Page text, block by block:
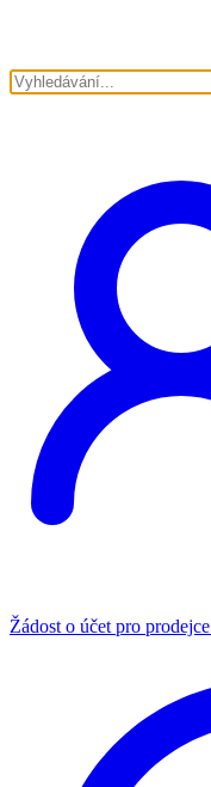
Žádost o účet pro prodejce